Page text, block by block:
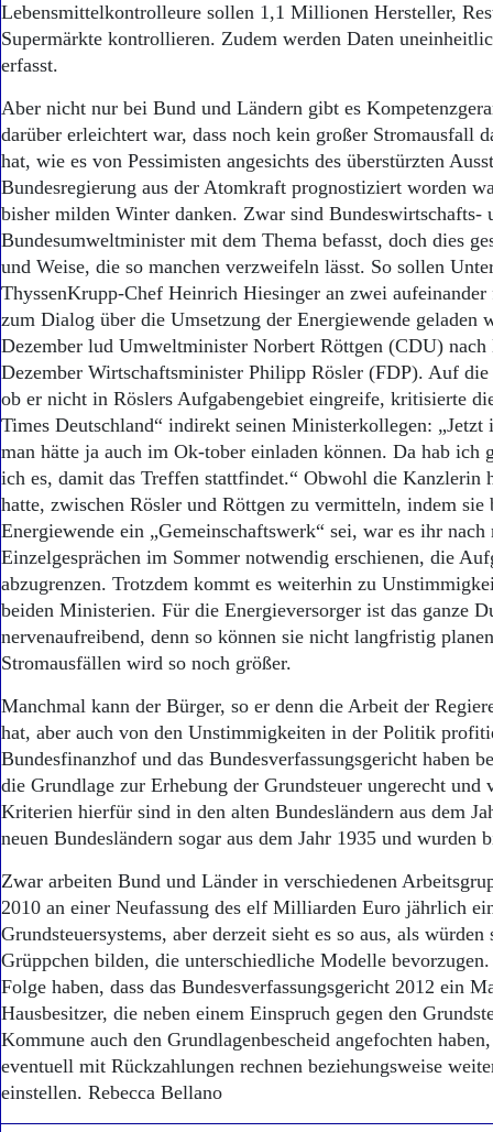
Lebensmittelkontrolleure sollen 1,1 Millionen Hersteller,
Supermärkte kontrollieren. Zudem werden Daten
erfasst.
Aber nicht nur bei Bund und Ländern gibt es
darüber erleichtert war, dass noch kein großer Stromausfall
hat, wie es von Pessimisten angesichts des überstürzten
Bundesregierung aus der Atomkraft prognostiziert worden
bisher milden Winter danken. Zwar sind Bundeswirtschafts-
Bundesumweltminister mit dem Thema befasst, doch dies
und Weise, die so manchen verzweifeln lässt. So sollen
ThyssenKrupp-Chef Heinrich Hiesinger an zwei aufeinander
zum Dialog über die Umsetzung der Energiewende geladen
Dezember lud Umweltminister Norbert Röttgen (CDU)
Dezember Wirtschaftsminister Philipp Rösler (FDP). Auf die
ob er nicht in Röslers Aufgabengebiet eingreife, kritisierte
Times Deutschland“ indirekt seinen Ministerkollegen: „Jetzt
man hätte ja auch im Ok-tober einladen können. Da hab ich
ich es, damit das Treffen stattfindet.“ Obwohl die Kanzlerin
hatte, zwischen Rösler und Röttgen zu vermitteln, indem sie
Energiewende ein „Gemeinschaftswerk“ sei, war es ihr nach
Einzelgesprächen im Sommer notwendig erschienen, die
abzugrenzen. Trotzdem kommt es weiterhin zu
beiden Ministerien. Für die Energieversorger ist das ganze
nervenaufreibend, denn so können sie nicht langfristig
Stromausfällen wird so noch größer.
Manchmal kann der Bürger, so er denn die Arbeit der
hat, aber auch von den Unstimmigkeiten in der Politik
Bundesfinanzhof und das Bundesverfassungsgericht haben
die Grundlage zur Erhebung der Grundsteuer ungerecht und
Kriterien hierfür sind in den alten Bundesländern aus dem
neuen Bundesländern sogar aus dem Jahr 1935 und wurden
Zwar arbeiten Bund und Länder in verschiedenen
2010 an einer Neufassung des elf Milliarden Euro jährlich
Grundsteuersystems, aber derzeit sieht es so aus, als würden
Grüppchen bilden, die unterschiedliche Modelle
Folge haben, dass das Bundesverfassungsgericht 2012 ein
Hausbesitzer, die neben einem Einspruch gegen den
Kommune auch den Grundlagenbescheid angefochten
eventuell mit Rückzahlungen rechnen beziehungsweise
einstellen. Rebecca Bellano